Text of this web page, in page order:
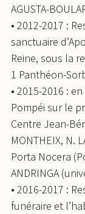
AGUSTA-
• 2012-2017 :
sanctuaire
Reine, sous la
1 Panthéon-
• 2015-2016 :
Pompéi sur le
Centre Jean-
MONTHEIX, N.
Porta Nocera
ANDRINGA
• 2016-2017 :
funéraire et